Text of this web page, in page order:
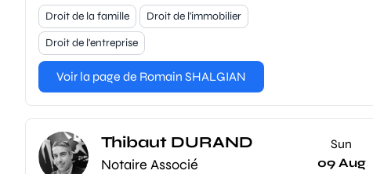
Droit de la famille
Droit de l'immobilier
Droit de l'entreprise
Voir la page de Romain SHALGIAN
Thibaut DURAND
Notaire Associé
Sun
09 Aug